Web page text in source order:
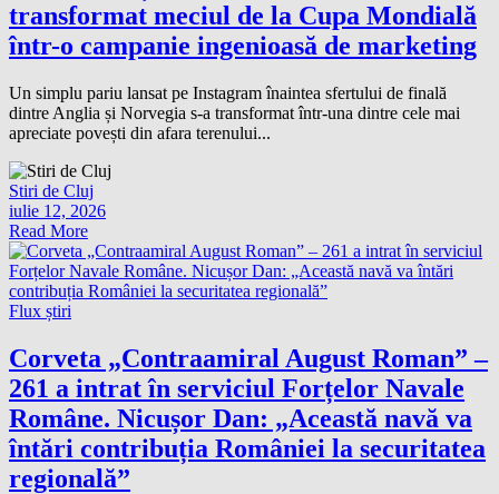
transformat meciul de la Cupa Mondială
într-o campanie ingenioasă de marketing
Un simplu pariu lansat pe Instagram înaintea sfertului de finală
dintre Anglia și Norvegia s-a transformat într-una dintre cele mai
apreciate povești din afara terenului...
Stiri de Cluj
iulie 12, 2026
Read More
Flux știri
Corveta „Contraamiral August Roman” –
261 a intrat în serviciul Forțelor Navale
Române. Nicușor Dan: „Această navă va
întări contribuția României la securitatea
regională”